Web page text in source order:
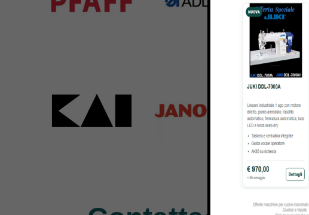
Baratto
Pegasus
11 Products